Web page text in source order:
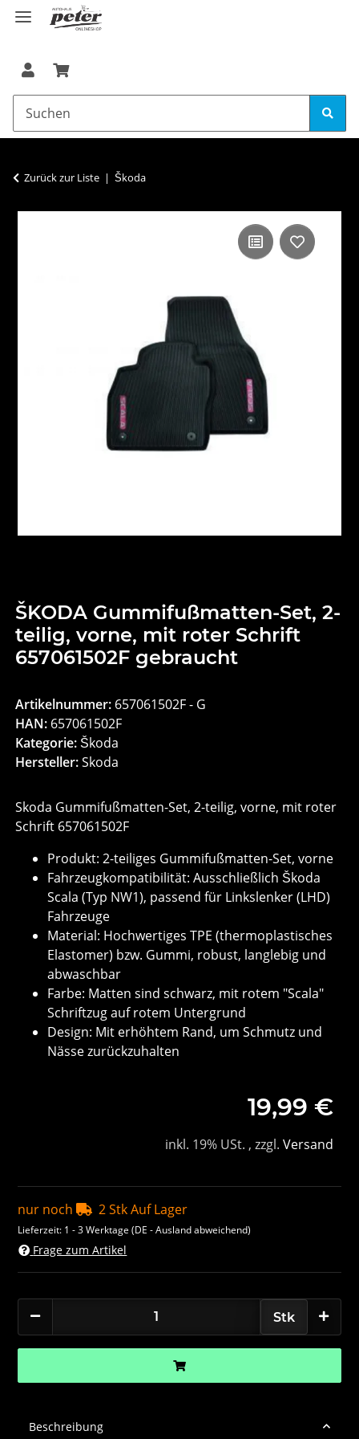
Zurück zur Liste Škoda
ŠKODA Gummifußmatten-Set, 2-
teilig, vorne, mit roter Schrift
657061502F gebraucht
Artikelnummer: 657061502F - G
HAN: 657061502F
Kategorie: Škoda
Hersteller:Skoda
Skoda Gummifußmatten-Set, 2-teilig, vorne, mit roter
Schrift 657061502F
Produkt: 2-teiliges Gummifußmatten-Set, vorne
Fahrzeugkompatibilität: Ausschließlich Škoda
Scala (Typ NW1), passend für Linkslenker (LHD)
Fahrzeuge
Material: Hochwertiges TPE (thermoplastisches
Elastomer) bzw. Gummi, robust, langlebig und
abwaschbar
Farbe: Matten sind schwarz, mit rotem "Scala"
Schriftzug auf rotem Untergrund
Design: Mit erhöhtem Rand, um Schmutz und
Nässe zurückzuhalten
19,99 €
inkl. 19% USt. , zzgl. Versand
nur noch 2 Stk Auf Lager
Lieferzeit: 1 - 3 Werktage(DE - Ausland abweichend)
Frage zum Artikel
Stk
Beschreibung